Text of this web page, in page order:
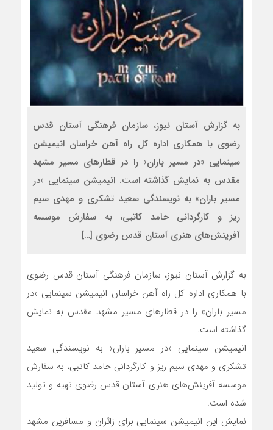
به گزارش آستان نیوز، سازمان فرهنگی آستان قدس
رضوی با همکاری اداره کل راه آهن خراسان انیمیشن
سینمایی «در مسیر باران» را در قطارهای مسیر مشهد
مقدس به نمایش گذاشته است. انیمیشن سینمایی «در
مسیر باران» به نویسندگی سعید تشکری و مهدی سیم
ریز و کارگردانی حامد کاتبی، به سفارش موسسه
آفرینش‌های هنری آستان قدس رضوی […]
به گزارش آستان نیوز، سازمان فرهنگی آستان قدس رضوی
با همکاری اداره کل راه آهن خراسان انیمیشن سینمایی «در
مسیر باران» را در قطارهای مسیر مشهد مقدس به نمایش
گذاشته است.
انیمیشن سینمایی «در مسیر باران» به نویسندگی سعید
تشکری و مهدی سیم ریز و کارگردانی حامد کاتبی، به سفارش
موسسه آفرینش‌های هنری آستان قدس رضوی تهیه و تولید
شده است.
نمایش این انیمیشن سینمایی برای زائران و مسافرین مشهد